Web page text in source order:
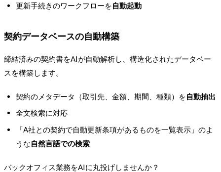
更新手続きのワークフローを自動起動
契約データベースの自動構築
締結済みの契約書をAIが自動解析し、構造化されたデータベー
スを構築します。
契約のメタデータ（取引先、金額、期間、種類）を自動抽出
全文検索に対応
「A社との契約で自動更新条項があるものを一覧表示」のよ
うな自然言語での検索
バックオフィス業務をAIに丸投げしませんか？